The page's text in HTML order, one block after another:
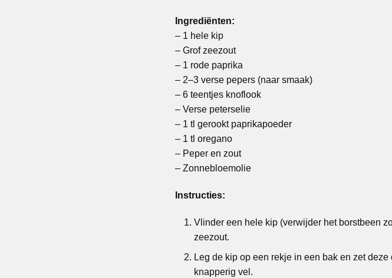
Ingrediënten:
– 1 hele kip
– Grof zeezout
– 1 rode paprika
– 2–3 verse pepers (naar smaak)
– 6 teentjes knoflook
– Verse peterselie
– 1 tl gerookt paprikapoeder
– 1 tl oregano
– Peper en zout
– Zonnebloemolie
Instructies:
Vlinder een hele kip (verwijder het borstbeen
zeezout.
Leg de kip op een rekje in een bak en zet
knapperig vel.